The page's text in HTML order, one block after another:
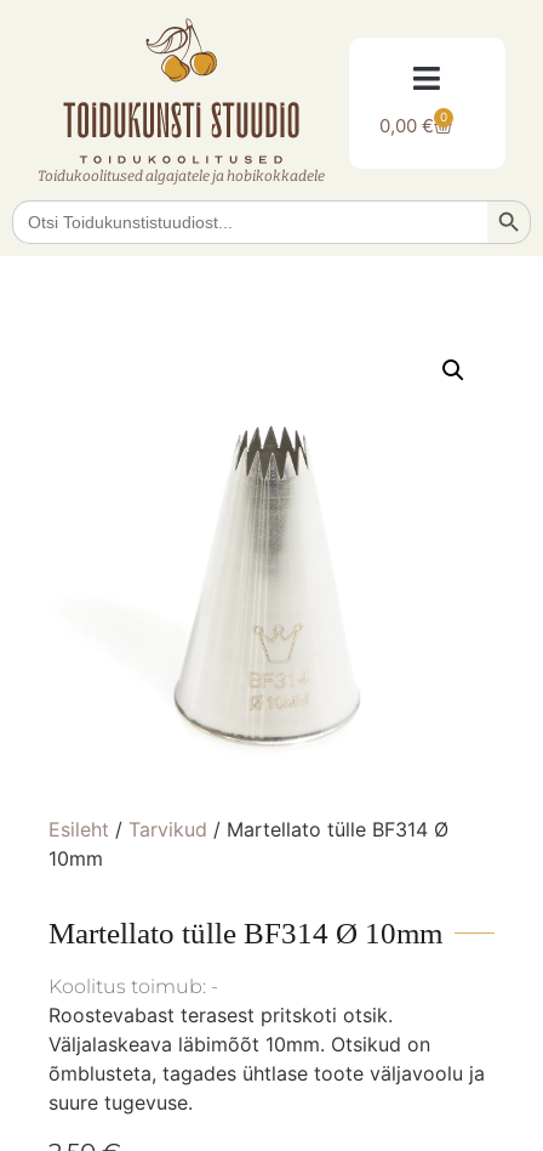
Toidukoolitused algajatele ja hobikokkadele
0,00€ 0
Search
for:
Esileht / Tarvikud / Martellato tülle BF314 Ø
10mm
Martellato tülle BF314 Ø 10mm
Koolitus toimub: -
Roostevabast terasest pritskoti otsik.
Väljalaskeava läbimõõt 10mm. Otsikud on
õmblusteta, tagades ühtlase toote väljavoolu ja
suure tugevuse.